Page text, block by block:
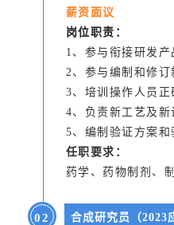
薪资面议
岗位职责：
1、参与衔接研发
2、参与编制和修
3、培训操作人员
4、负责新工艺及新
5、编制验证方案
任职要求：
药学、药物制剂、
02 合成研究员（2023